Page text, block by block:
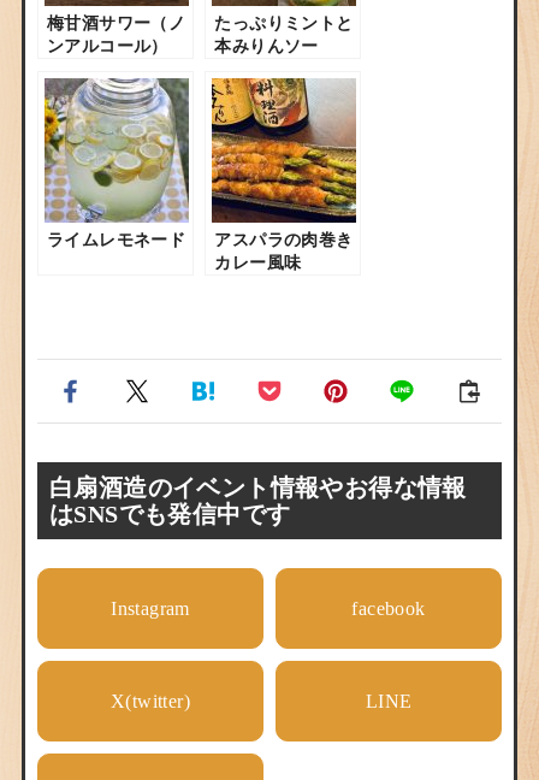
梅甘酒サワー（ノ
ンアルコール）
たっぷりミントと
本みりんソー
（ノンアルコー
ル）
ライムレモネード
アスパラの肉巻き
カレー風味
白扇酒造のイベント情報やお得な情報
はSNSでも発信中です
Instagram facebook
X(twitter) LINE